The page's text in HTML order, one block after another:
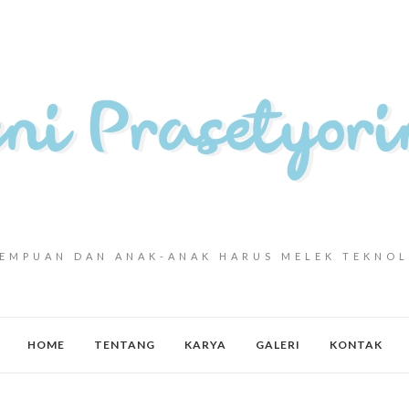
DAN ANAK-ANAK HARUS MELEK
HOME TENTANG KARYA GALERI KONTAK